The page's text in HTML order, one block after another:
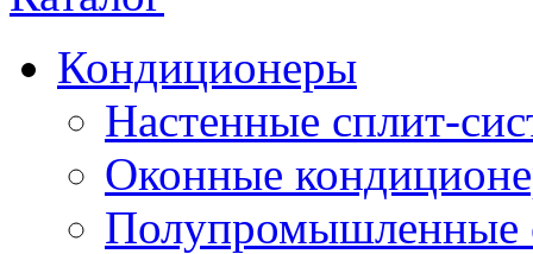
Кондиционеры
Настенные сплит-
Оконные
Полупромышленные